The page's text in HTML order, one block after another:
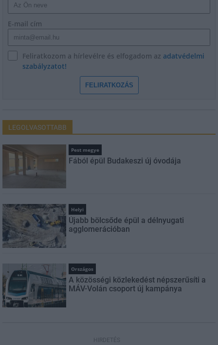
E-mail cím
Feliratkozom a hírlevélre és elfogadom az adatvédelmi
szabályzatot!
FELIRATKOZÁS
LEGOLVASOTTABB
Pest megye
Fából épül Budakeszi új óvodája
Helyi
Újabb bölcsőde épül a délnyugati
agglomerációban
Országos
A közösségi közlekedést népszerűsíti a
MÁV-Volán csoport új kampánya
HIRDETÉS